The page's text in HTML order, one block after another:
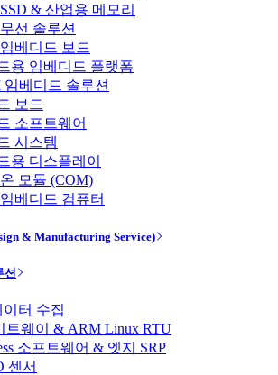
& 산업용 메모리
선 솔루션
베디드 보드
용 임베디드 플랫폼
임베디드 솔루션
보드
소프트웨어
시스템
용 디스플레이
모듈 (COM)
베디드 컴퓨터
& Manufacturing Service)
션
터 수집
트웨이 & ARM Linux RTU
소프트웨어 & 엣지 SRP
센서